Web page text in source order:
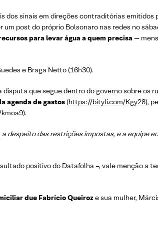
dos sinais em direções contraditórias emitidos
post do próprio Bolsonaro nas redes no
para levar água a quem precisa —
e Braga Netto (16h30).
disputa que segue dentro do governo sobre os
agenda de gastos(https://bityli.com/Kgy28),
).
despeito das restrições impostas, e a equipe
positivo do Datafolha –, vale menção a
due Fabrício Queiroze sua mulher,